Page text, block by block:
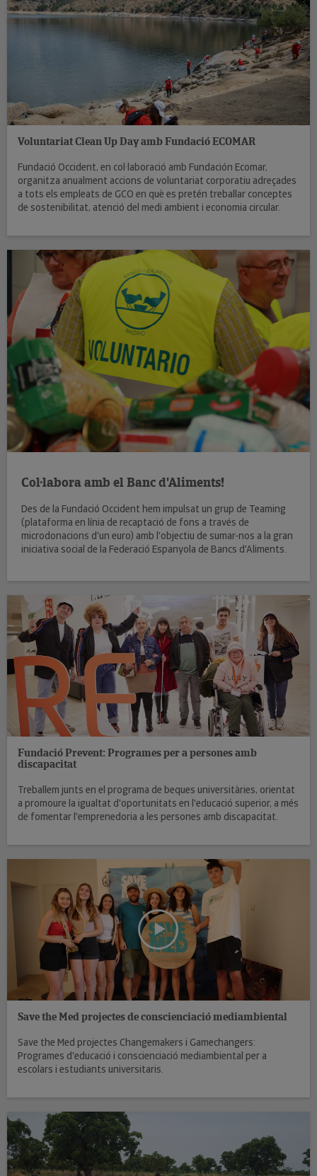
Voluntariat Clean Up Day amb Fundació ECOMAR
Fundació Occident, en col·laboració amb Fundación Ecomar,
organitza anualment accions de voluntariat corporatiu adreçades
a tots els empleats de GCO en què es pretén treballar conceptes
de sostenibilitat, atenció del medi ambient i economia circular.
Col·labora amb el Banc d'Aliments!
Des de la Fundació Occident hem impulsat un grup de Teaming
(plataforma en línia de recaptació de fons a través de
microdonacions d'un euro) amb l'objectiu de sumar-nos a la gran
iniciativa social de la Federació Espanyola de Bancs d'Aliments.
Fundació Prevent: Programes per a persones amb
discapacitat
Treballem junts en el programa de beques universitàries, orientat
a promoure la igualtat d'oportunitats en l'educació superior, a més
de fomentar l'emprenedoria a les persones amb discapacitat.
Save the Med projectes de conscienciació mediambiental
Save the Med projectes Changemakers i Gamechangers:
Programes d'educació i conscienciació mediambiental per a
escolars i estudiants universitaris.